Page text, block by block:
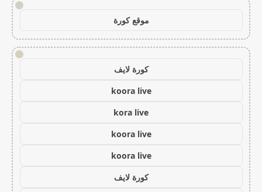
!
موقع كورة
!
كورة لايف
koora live
kora live
koora live
koora live
كورة لايف